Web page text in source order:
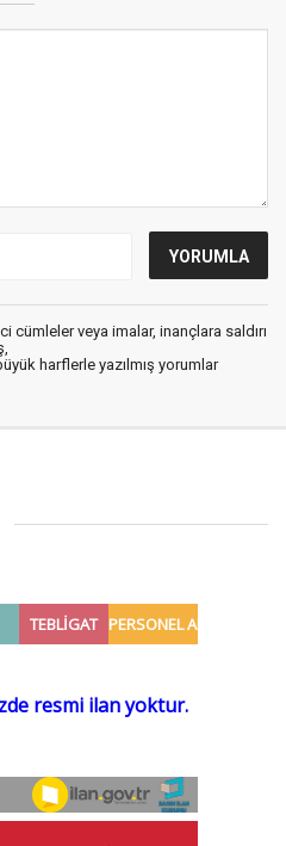
cümleler veya imalar, inançlara saldırı
harflerle yazılmış yorumlar